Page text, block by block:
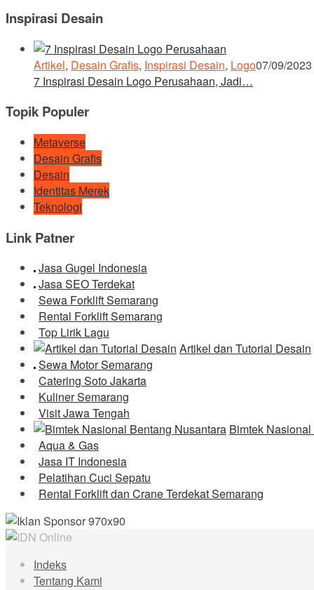
Inspirasi Desain
Artikel, Desain Grafis, Inspirasi Desain, Logo07/09/2023
7 Inspirasi Desain Logo Perusahaan, Jadi…
Topik Populer
Metaverse
Desain Grafis
Desain
Identitas Merek
Teknologi
Link Patner
Jasa Gugel Indonesia
Jasa SEO Terdekat
Sewa Forklift Semarang
Rental Forklift Semarang
Top Lirik Lagu
Artikel dan Tutorial Desain
Sewa Motor Semarang
Catering Soto Jakarta
Visit Jawa Tengah
Bimtek
Aqua & Gas
Jasa IT Indonesia
Pelatihan Cuci Sepatu
Rental Forklift dan Crane Terdekat Semarang
Indeks
Tentang Kami